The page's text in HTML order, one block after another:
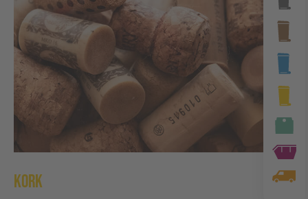
Wertstofftonne
Altglas
Wertstoffsammelstelle
Problemabfall
Schadens-/Verlustmeldung
Windelzuschuss
Nachtspeicheröfen
Photovoltaikmodule
Behältergrössen
Private Entsorgungsunternehmen
Gebrauchtwaren
Tonnenknigge
Mitarbeiter
Kontakt
Häufige Fragen
Kork